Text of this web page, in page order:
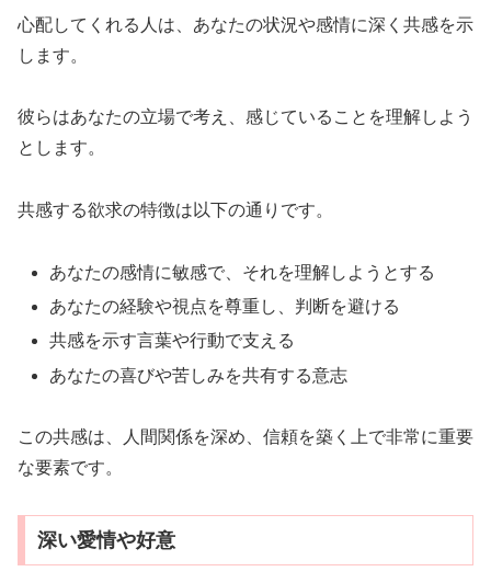
心配してくれる人は、あなたの状況や感情に深く共感を示
します。
彼らはあなたの立場で考え、感じていることを理解しよう
とします。
共感する欲求の特徴は以下の通りです。
あなたの感情に敏感で、それを理解しようとする
あなたの経験や視点を尊重し、判断を避ける
共感を示す言葉や行動で支える
あなたの喜びや苦しみを共有する意志
この共感は、人間関係を深め、信頼を築く上で非常に重要
な要素です。
深い愛情や好意